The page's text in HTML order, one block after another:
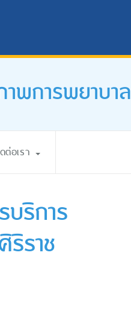
พการพยาบาล
ต่อเรา
ริการ
ราช